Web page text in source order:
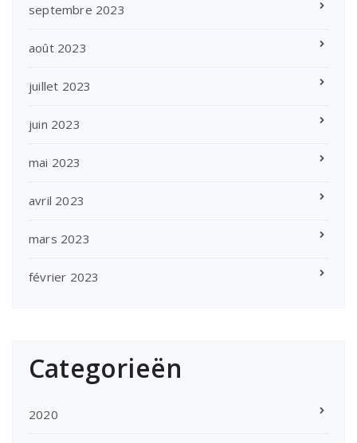
septembre 2023
août 2023
juillet 2023
juin 2023
mai 2023
avril 2023
mars 2023
février 2023
Categorieën
2020